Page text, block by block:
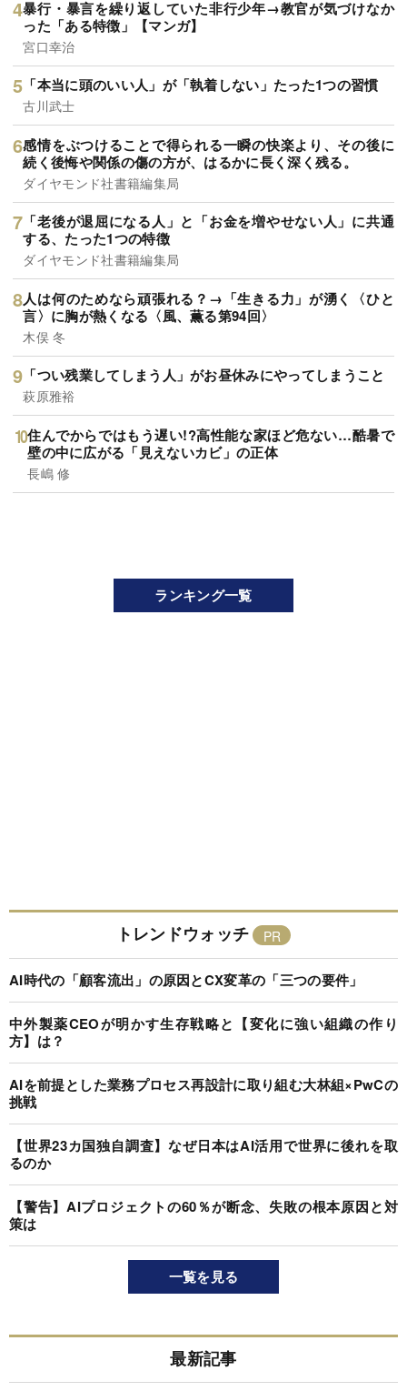
暴行・暴言を繰り返していた非行少年→教官が気づけなか
った「ある特徴」【マンガ】
宮口幸治
「本当に頭のいい人」が「執着しない」たった1つの習慣
古川武士
感情をぶつけることで得られる一瞬の快楽より、その後に
続く後悔や関係の傷の方が、はるかに長く深く残る。
ダイヤモンド社書籍編集局
「老後が退屈になる人」と「お金を増やせない人」に共通
する、たった1つの特徴
ダイヤモンド社書籍編集局
人は何のためなら頑張れる？→「生きる力」が湧く〈ひと
言〉に胸が熱くなる〈風、薫る第94回〉
木俣 冬
「つい残業してしまう人」がお昼休みにやってしまうこと
萩原雅裕
住んでからではもう遅い!?高性能な家ほど危ない…酷暑で
壁の中に広がる「見えないカビ」の正体
長嶋 修
ランキング一覧
トレンドウォッチ
AI時代の「顧客流出」の原因とCX変革の「三つの要件」
中外製薬CEOが明かす生存戦略と【変化に強い組織の作り
方】は？
AIを前提とした業務プロセス再設計に取り組む大林組×PwCの
挑戦
【世界23カ国独自調査】なぜ日本はAI活用で世界に後れを取
るのか
【警告】AIプロジェクトの60％が断念、失敗の根本原因と対
策は
一覧を見る
最新記事